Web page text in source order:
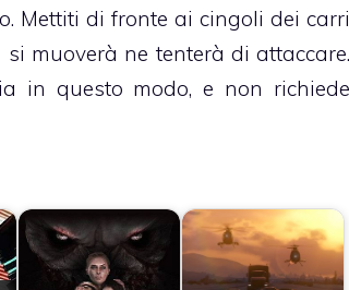
Mettiti di fronte ai cingoli dei carri
muoverà ne tenterà di attaccare.
in questo modo, e non richiede